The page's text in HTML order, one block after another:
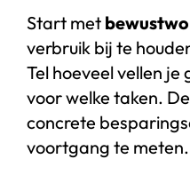
Start met
verbruik bij te
Tel hoeveel vellen
voor welke taken.
concrete
voortgang te meten.